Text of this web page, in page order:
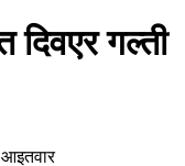
दिवएर गल्ती